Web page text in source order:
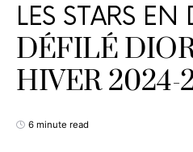
LES STARS
DÉFILÉ
HIVER 2024-
6 minute read